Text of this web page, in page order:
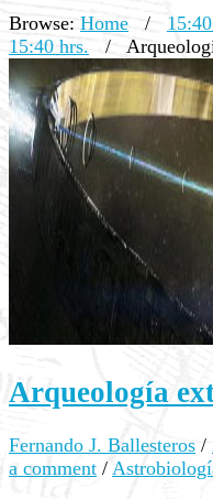
Browse: Home /
15:40 hrs.
/
Arqueología
Fernando J. Ballesteros /
a comment /